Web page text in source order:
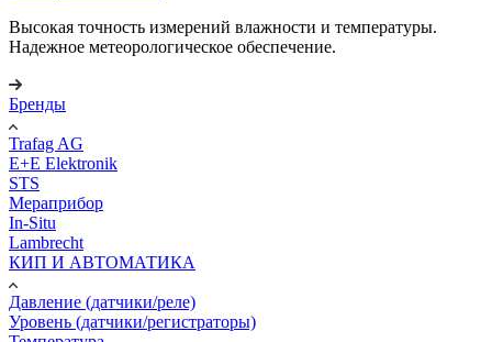
Высокая точность измерений влажности и температуры.
Надежное метеорологическое обеспечение.
Бренды
Trafag AG
E+E Elektronik
STS
Мераприбор
In-Situ
Lambrecht
КИП И АВТОМАТИКА
Давление (датчики/реле)
Уровень (датчики/регистраторы)